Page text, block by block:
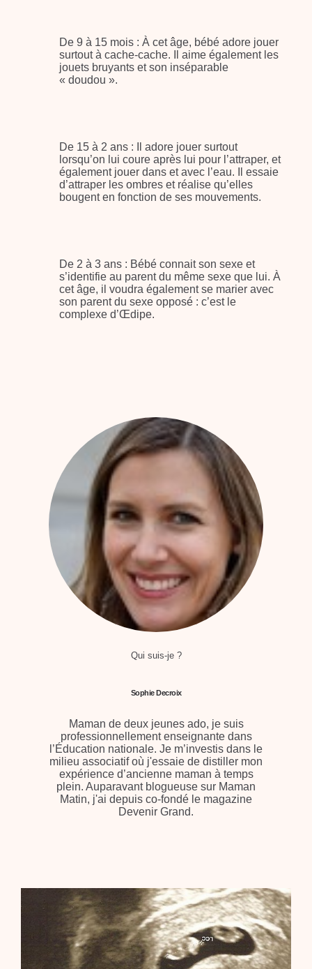
De 9 à 15 mois : À cet âge, bébé adore jouer
surtout à cache-cache. Il aime également les
jouets bruyants et son inséparable
« doudou ».
De 15 à 2 ans : Il adore jouer surtout
lorsqu’on lui coure après lui pour l’attraper, et
également jouer dans et avec l’eau. Il essaie
d’attraper les ombres et réalise qu’elles
bougent en fonction de ses mouvements.
De 2 à 3 ans : Bébé connait son sexe et
s’identifie au parent du même sexe que lui. À
cet âge, il voudra également se marier avec
son parent du sexe opposé : c’est le
complexe d’Œdipe.
Qui suis-je ?
Sophie Decroix
Maman de deux jeunes ado, je suis
professionnellement enseignante dans
l’Éducation nationale. Je m’investis dans le
milieu associatif où j'essaie de distiller mon
expérience d’ancienne maman à temps
plein. Auparavant blogueuse sur Maman
Matin, j'ai depuis co-fondé le magazine
Devenir Grand.